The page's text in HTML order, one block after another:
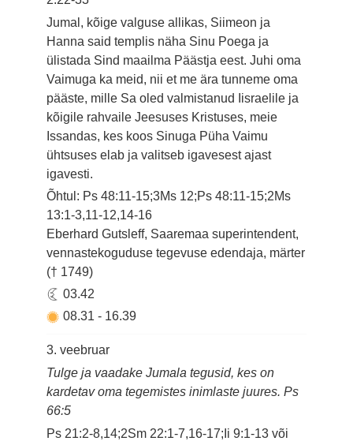
Jumal, kõige valguse allikas, Siimeon ja
Hanna said templis näha Sinu Poega ja
ülistada Sind maailma Päästja eest. Juhi oma
Vaimuga ka meid, nii et me ära tunneme oma
pääste, mille Sa oled valmistanud Iisraelile ja
kõigile rahvaile Jeesuses Kristuses, meie
Issandas, kes koos Sinuga Püha Vaimu
ühtsuses elab ja valitseb igavesest ajast
igavesti.
Õhtul: Ps 48:11-15;3Ms 12;Ps 48:11-15;2Ms
13:1-3,11-12,14-16
Eberhard Gutsleff, Saaremaa superintendent,
vennastekoguduse tegevuse edendaja, märter
(† 1749)
03.42
08.31- 16.39
3. veebruar
Tulge ja vaadake Jumala tegusid, kes on
kardetav oma tegemistes inimlaste juures. Ps
66:5
Ps 21:2-8,14;2Sm 22:1-7,16-17;Ii 9:1-13 või